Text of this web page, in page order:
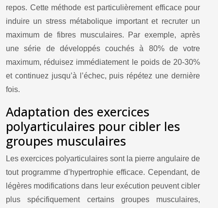
repos. Cette méthode est particulièrement efficace pour
induire un stress métabolique important et recruter un
maximum de fibres musculaires. Par exemple, après
une série de développés couchés à 80% de votre
maximum, réduisez immédiatement le poids de 20-30%
et continuez jusqu’à l’échec, puis répétez une dernière
fois.
Adaptation des exercices
polyarticulaires pour cibler les
groupes musculaires
Les exercices polyarticulaires sont la pierre angulaire de
tout programme d’hypertrophie efficace. Cependant, de
légères modifications dans leur exécution peuvent cibler
plus spécifiquement certains groupes musculaires,